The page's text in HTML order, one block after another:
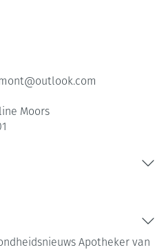
outlook.com
Moors
Apotheker van